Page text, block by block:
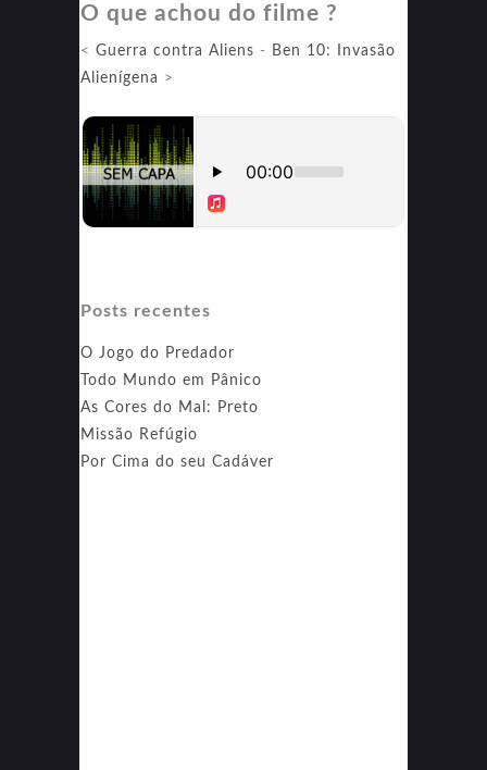
O que achou do filme ?
< Guerra contra Aliens - Ben 10: Invasão
Alienígena >
Posts recentes
O Jogo do Predador
Todo Mundo em Pânico
As Cores do Mal: Preto
Missão Refúgio
Por Cima do seu Cadáver